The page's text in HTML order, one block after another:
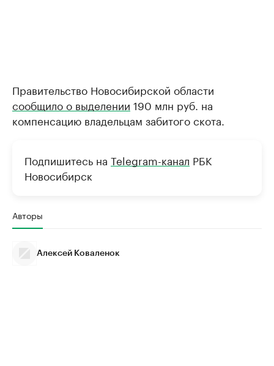
Правительство Новосибирской области
сообщило о выделении 190 млн руб. на
компенсацию владельцам забитого скота.
Подпишитесь на Telegram-канал РБК
Новосибирск
Авторы
Алексей Коваленок